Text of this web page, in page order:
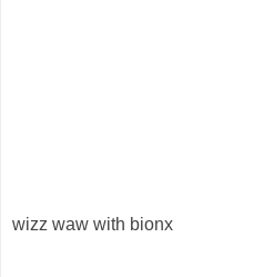
wizz waw with bionx